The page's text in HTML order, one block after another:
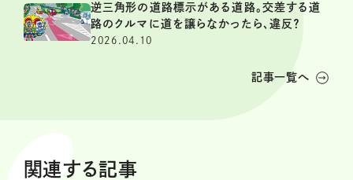
逆三角形の道路標示がある道路。交差する道
路のクルマに道を譲らなかったら、違反？
2026.04.10
記事一覧へ
関連する記事